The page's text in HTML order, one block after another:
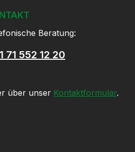
Beratung:
71 552 12 20
über unser Kontaktformular.